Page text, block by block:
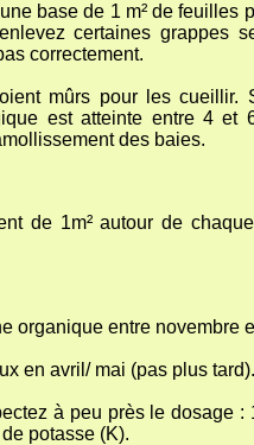
base de 1 m² de feuilles
certaines grappes
correctement.
mûrs pour les cueillir.
est atteinte entre 4 et
des baies.
de 1m² autour de
organique entre novembre
en avril/ mai (pas plus tard).
à peu près le dosage :
potasse (K).